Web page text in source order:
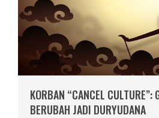
KORBAN “CANCEL CULTURE”:
BERUBAH JADI DURYUDANA